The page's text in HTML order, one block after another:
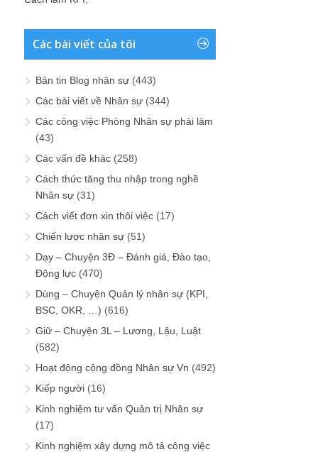
Các bài viết của tôi
Bản tin Blog nhân sự (443)
Các bài viết về Nhân sự (344)
Các công việc Phòng Nhân sự phải làm
(43)
Các vấn đề khác (258)
Cách thức tăng thu nhập trong nghề
Nhân sự (31)
Cách viết đơn xin thôi việc (17)
Chiến lược nhân sự (51)
Dạy – Chuyện 3Đ – Đánh giá, Đào tạo,
Động lực (470)
Dùng – Chuyện Quản lý nhân sự (KPI,
BSC, OKR, …) (616)
Giữ – Chuyện 3L – Lương, Lậu, Luật
(582)
Hoạt động cộng đồng Nhân sự Vn (492)
Kiếp người (16)
Kinh nghiệm tư vấn Quản trị Nhân sự
(17)
Kinh nghiệm xây dựng mô tả công việc